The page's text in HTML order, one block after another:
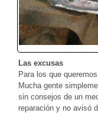
Las excusas
Para los que
Mucha gente
sin consejos de un
reparación y no avisó